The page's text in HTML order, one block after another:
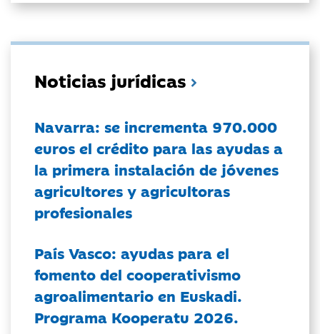
Noticias jurídicas
Navarra: se incrementa 970.000
euros el crédito para las ayudas a
la primera instalación de jóvenes
agricultores y agricultoras
profesionales
País Vasco: ayudas para el
fomento del cooperativismo
agroalimentario en Euskadi.
Programa Kooperatu 2026.